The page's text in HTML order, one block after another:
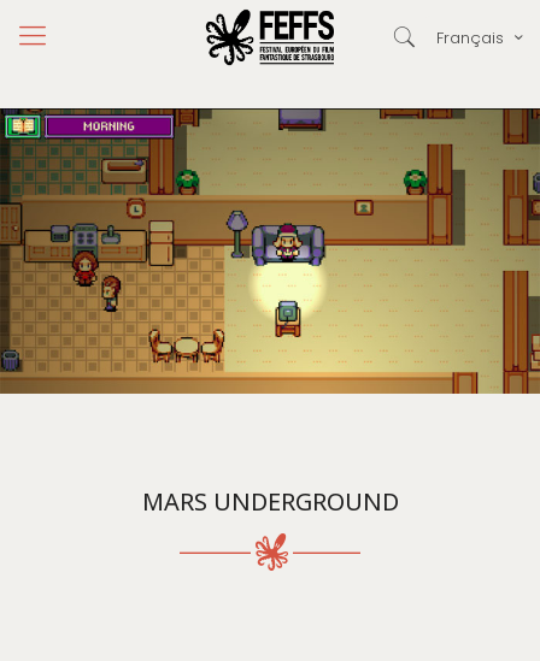
Français
MARS UNDERGROUND